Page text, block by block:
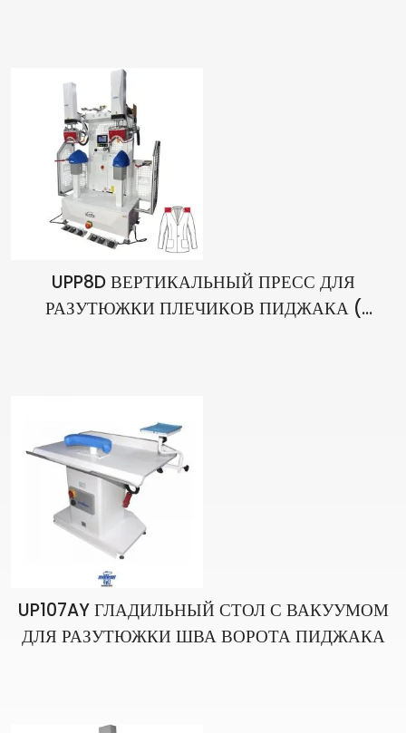
UPP8D ВЕРТИКАЛЬНЫЙ ПРЕСС ДЛЯ
РАЗУТЮЖКИ ПЛЕЧИКОВ ПИДЖАКА (
UP107AY ГЛАДИЛЬНЫЙ СТОЛ С ВАКУУМОМ
ДЛЯ РАЗУТЮЖКИ ШВА ВОРОТА ПИДЖАКА